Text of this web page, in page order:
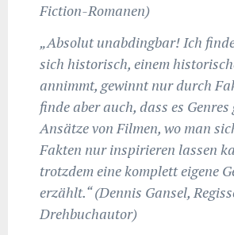
Fiction-Romanen)
„Absolut unabdingbar! Ich
sich historisch, einem
annimmt, gewinnt nur durch
finde aber auch, dass es
Ansätze von Filmen, wo man
Fakten nur inspirieren lassen
trotzdem eine komplett eigene
erzählt.“ (Dennis Gansel,
Drehbuchautor)